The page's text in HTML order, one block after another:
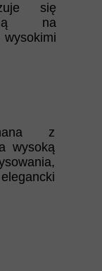
się
na
z
wysoką